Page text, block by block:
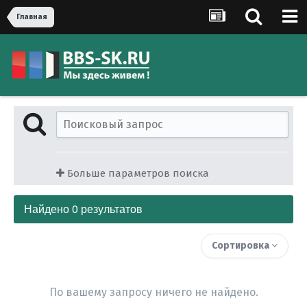
Главная
Больше параметров поиска
Найдено 0 результатов
Сортировка
По вашему запросу ничего не найдено.